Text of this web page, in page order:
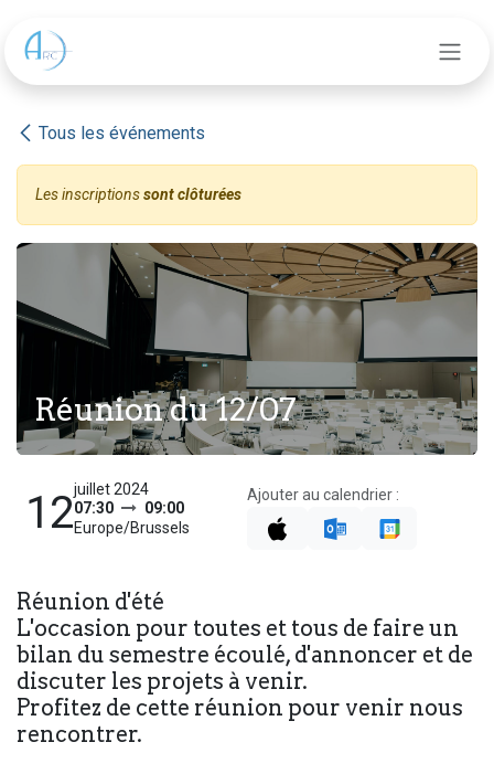
Tous les événements
Les inscriptionssont clôturées
Réunion du 12/07
12juillet 2024
07:30
09:00
Europe/Brussels
Ajouter au calendrier :
Réunion d'été
L'occasion pour toutes et tous de faire un
bilan du semestre écoulé, d'annoncer et de
discuter les projets à venir.
Profitez de cette réunion pour venir nous
rencontrer.